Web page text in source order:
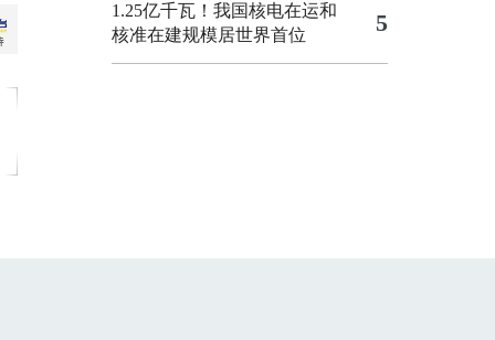
1.25亿千瓦！我国核电在运和
核准在建规模居世界首位
5